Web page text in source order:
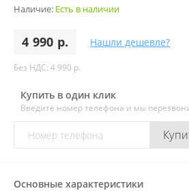
Наличие: Есть в наличии
4 990 р. Нашли дешевле?
Без НДС: 4 990 р.
Купить в один клик
Введите номер телефона и мы
Основные характеристики